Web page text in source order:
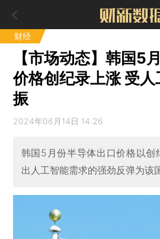
财经
【市场动态】韩国5
价格创纪录上涨 受
振
2024年06月14日 14:26
韩国5月份半导体出口价格以创
出人工智能需求的强劲反弹为该